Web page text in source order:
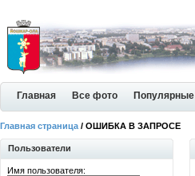
Главная Все фото Популярные
Главная страница / ОШИБКА В ЗАПРОСЕ
Пользователи
Имя пользователя: